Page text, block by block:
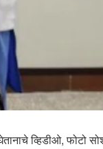
व्हिडीओ,